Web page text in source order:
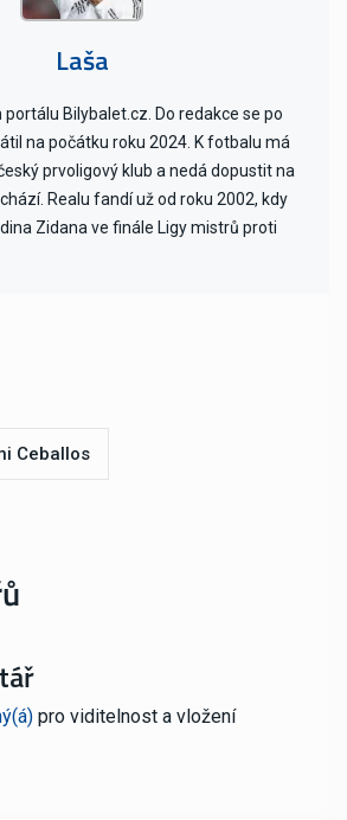
Laša
Bilybalet.cz. Do redakce se po
na počátku roku 2024. K fotbalu má
prvoligový klub a nedá dopustit na
Realu fandí už od roku 2002, kdy
Zidana ve finále Ligy mistrů proti
Ceballos
pro viditelnost a vložení